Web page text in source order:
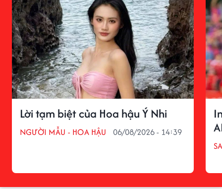
Lời tạm biệt của Hoa hậu Ý Nhi
NGƯỜI MẪU - HOA HẬU 06/08/2026 - 14:39